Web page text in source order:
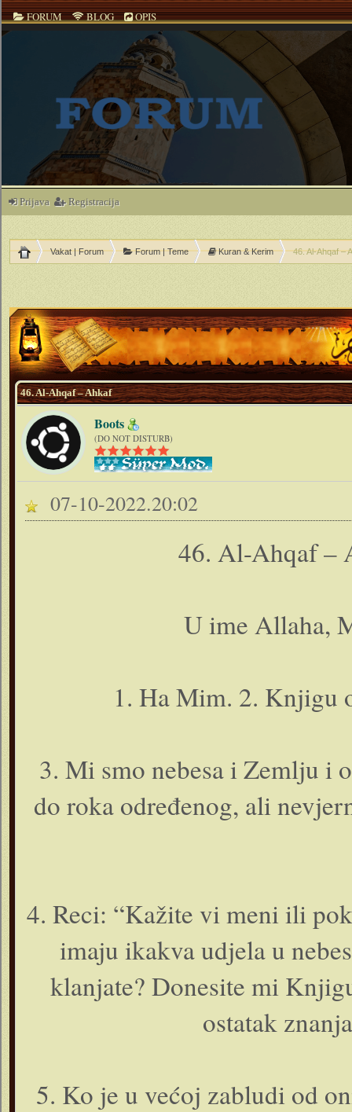
FORUM BLOG OPIS
Prijava Registracija
Vakat | Forum Forum | Teme Kuran & Kerim 46. Al-Ahqaf –
46. Al-Ahqaf – Ahkaf
Boots
(DO NOT DISTURB)
07-10-2022.20:02
46. Al-Ahqaf –
U ime Allaha,
1. Ha Mim. 2.
3. Mi smo nebesa i Zemlju i
do roka određenog, ali
4. Reci: “Kažite vi meni ili
imaju ikakva udjela u
klanjate? Donesite mi
ostatak
5. Ko je u većoj zabludi od